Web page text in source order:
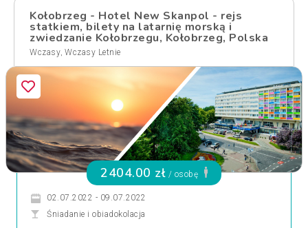
Kołobrzeg - Hotel New Skanpol - rejs
statkiem, bilety na latarnię morską i
zwiedzanie Kołobrzegu, Kołobrzeg, Polska
Wczasy, Wczasy Letnie
2404.00 zł / osobę
02.07.2022 - 09.07.2022
Śniadanie i obiadokolacja